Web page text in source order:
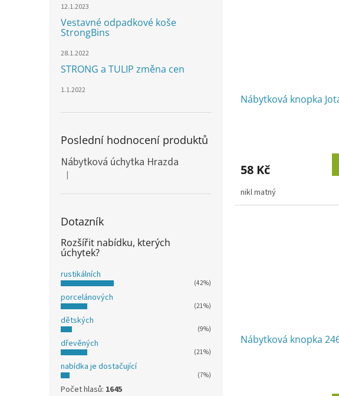
12.1.2023
Vestavné odpadkové koše
StrongBins
28.1.2022
STRONG a TULIP změna cen
1.1.2022
Poslední hodnocení produktů
Nábytková úchytka Hrazda
Hodnocení produktu je 5 z 5 hvězdiček.
|
Dotazník
Rozšířit nabídku, kterých
úchytek?
rustikálních
(42%)
porcelánových
(21%)
dětských
(9%)
dřevěných
(21%)
nabídka je dostačující
(7%)
Počet hlasů: 1645
Nábytková knopka
58 Kč
nikl matný
Nábytková knopka